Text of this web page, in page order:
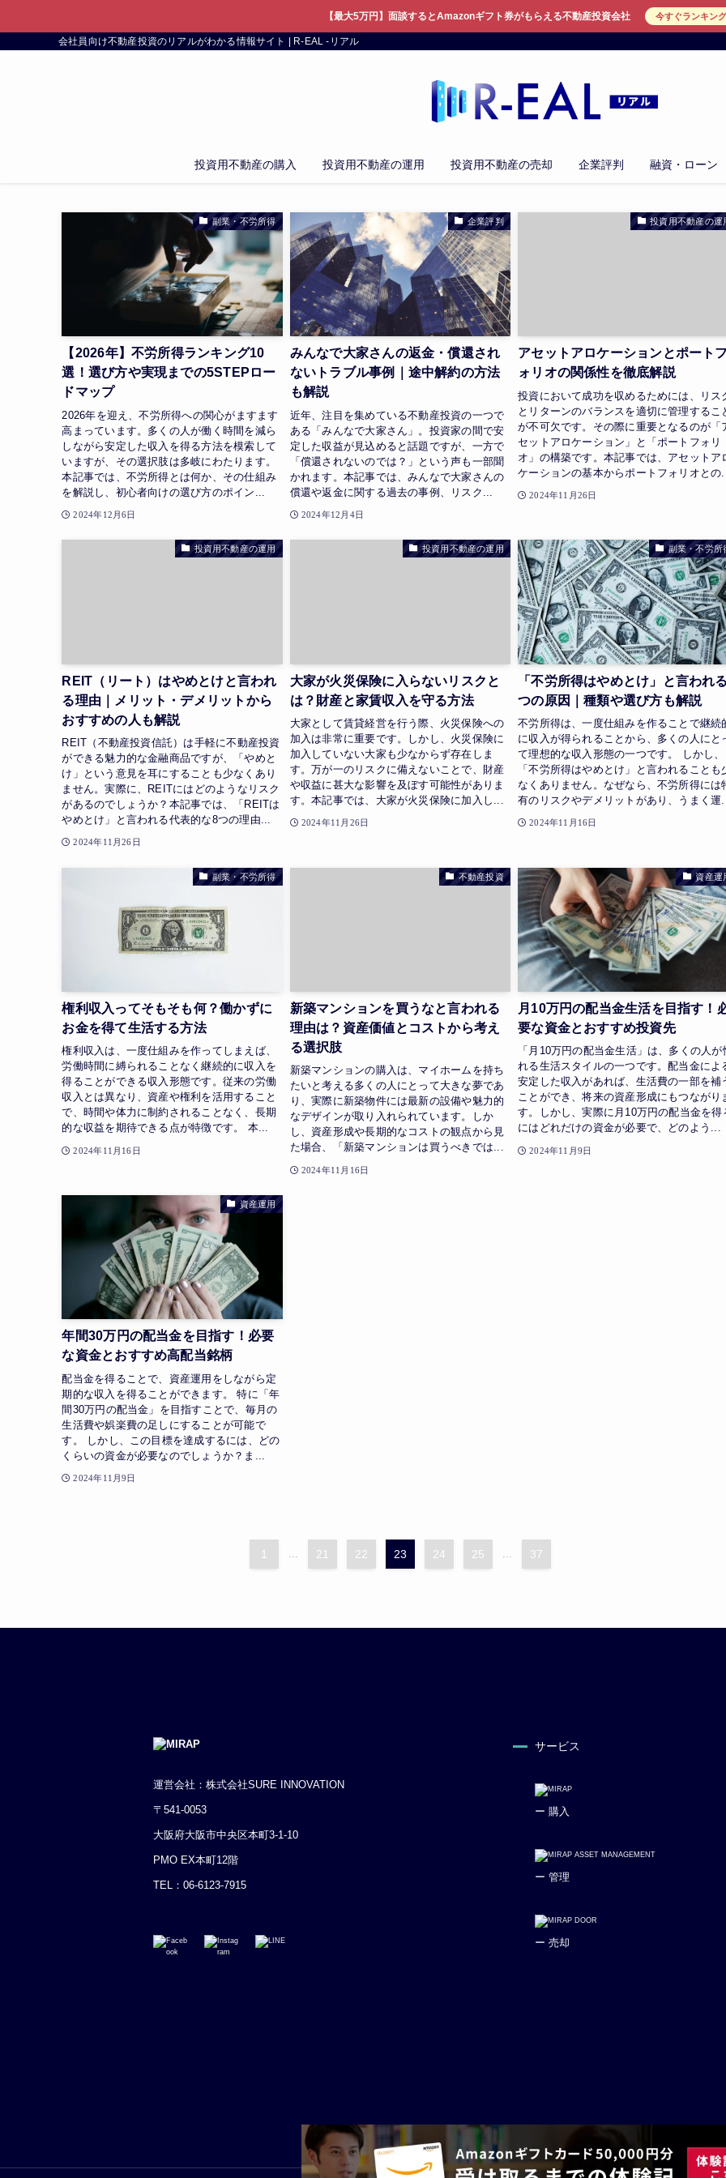
【最大5万円】面談するとAmazonギフト券がもらえる不動産投資会社 今すぐランキン
会社員向け不動産投資のリアルがわかる情報サイト | R-EAL -リアル
投資用不動産の購入 投資用不動産の運用 投資用不動産の売却 企業評判 融資・ローン
副業・不労所得
【2026年】不労所得ランキング10
選！選び方や実現までの5STEPロー
ドマップ
2026年を迎え、不労所得への関心がますます
高まっています。多くの人が働く時間を減ら
しながら安定した収入を得る方法を模索して
いますが、その選択肢は多岐にわたります。
本記事では、不労所得とは何か、その仕組み
を解説し、初心者向けの選び方のポイン...
2024年12月6日
企業評判
みんなで大家さんの返金・償還され
ないトラブル事例｜途中解約の方法
も解説
近年、注目を集めている不動産投資の一つで
ある「みんなで大家さん」。投資家の間で安
定した収益が見込めると話題ですが、一方で
「償還されないのでは？」という声も一部聞
かれます。本記事では、みんなで大家さんの
償還や返金に関する過去の事例、リスク...
2024年12月4日
投資用不動産の運
アセットアロケーションとポート
ォリオの関係性を徹底解説
投資において成功を収めるためには、リス
とリターンのバランスを適切に管理するこ
が不可欠です。その際に重要となるのが「
セットアロケーション」と「ポートフォリ
オ」の構築です。本記事では、アセットア
ケーションの基本からポートフォリオとの
2024年11月26日
投資用不動産の運用
REIT（リート）はやめとけと言われ
る理由｜メリット・デメリットから
おすすめの人も解説
REIT（不動産投資信託）は手軽に不動産投資
ができる魅力的な金融商品ですが、「やめと
け」という意見を耳にすることも少なくあり
ません。実際に、REITにはどのようなリスク
があるのでしょうか？本記事では、「REITは
やめとけ」と言われる代表的な8つの理由...
2024年11月26日
投資用不動産の運用
大家が火災保険に入らないリスクと
は？財産と家賃収入を守る方法
大家として賃貸経営を行う際、火災保険への
加入は非常に重要です。しかし、火災保険に
加入していない大家も少なからず存在しま
す。万が一のリスクに備えないことで、財産
や収益に甚大な影響を及ぼす可能性がありま
す。本記事では、大家が火災保険に加入し...
2024年11月26日
副業・不労所
「不労所得はやめとけ」と言われ
つの原因｜種類や選び方も解説
不労所得は、一度仕組みを作ることで継続
に収入が得られることから、多くの人にと
て理想的な収入形態の一つです。 しかし、
「不労所得はやめとけ」と言われることも
なくありません。なぜなら、不労所得には
有のリスクやデメリットがあり、うまく運
2024年11月16日
副業・不労所得
権利収入ってそもそも何？働かずに
お金を得て生活する方法
権利収入は、一度仕組みを作ってしまえば、
労働時間に縛られることなく継続的に収入を
得ることができる収入形態です。従来の労働
収入とは異なり、資産や権利を活用すること
で、時間や体力に制約されることなく、長期
的な収益を期待できる点が特徴です。 本...
2024年11月16日
不動産投資
新築マンションを買うなと言われる
理由は？資産価値とコストから考え
る選択肢
新築マンションの購入は、マイホームを持ち
たいと考える多くの人にとって大きな夢であ
り、実際に新築物件には最新の設備や魅力的
なデザインが取り入れられています。しか
し、資産形成や長期的なコストの観点から見
た場合、「新築マンションは買うべきでは...
2024年11月16日
資産運
月10万円の配当金生活を目指す！
要な資金とおすすめ投資先
「月10万円の配当金生活」は、多くの人が
れる生活スタイルの一つです。配当金によ
安定した収入があれば、生活費の一部を補
ことができ、将来の資産形成にもつながり
す。しかし、実際に月10万円の配当金を得
にはどれだけの資金が必要で、どのよう...
2024年11月9日
資産運用
年間30万円の配当金を目指す！必要
な資金とおすすめ高配当銘柄
配当金を得ることで、資産運用をしながら定
期的な収入を得ることができます。 特に「年
間30万円の配当金」を目指すことで、毎月の
生活費や娯楽費の足しにすることが可能で
す。 しかし、この目標を達成するには、どの
くらいの資金が必要なのでしょうか？ま...
2024年11月9日
1 ... 21 22 23 24 25 ... 37
運営会社：株式会社SURE INNOVATION
〒541-0053
大阪府大阪市中央区本町3-1-10
PMO EX本町12階
TEL：06-6123-7915
サービス
ー 購入
ー 管理
ー 売却